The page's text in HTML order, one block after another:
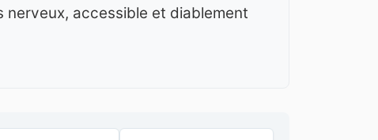
nerveux, accessible et diablement